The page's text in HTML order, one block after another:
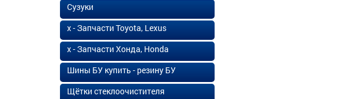
Сузуки
х - Запчасти Toyota, Lexus
х - Запчасти Хонда, Honda
Шины БУ купить - резину БУ
Щётки стеклоочистителя